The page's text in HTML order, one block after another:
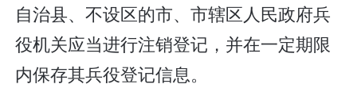
自治县、不设区的市、市辖区人民政府兵
役机关应当进行注销登记，并在一定期限
内保存其兵役登记信息。